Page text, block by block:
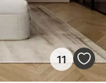
11